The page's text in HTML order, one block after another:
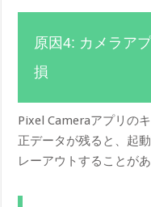
原因4: カメラア
損
Pixel Cameraアプリの
正データが残ると、起
レーアウトすることがあ